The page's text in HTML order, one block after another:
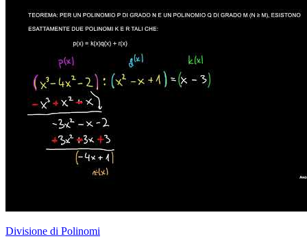
Divisione di Polinomi